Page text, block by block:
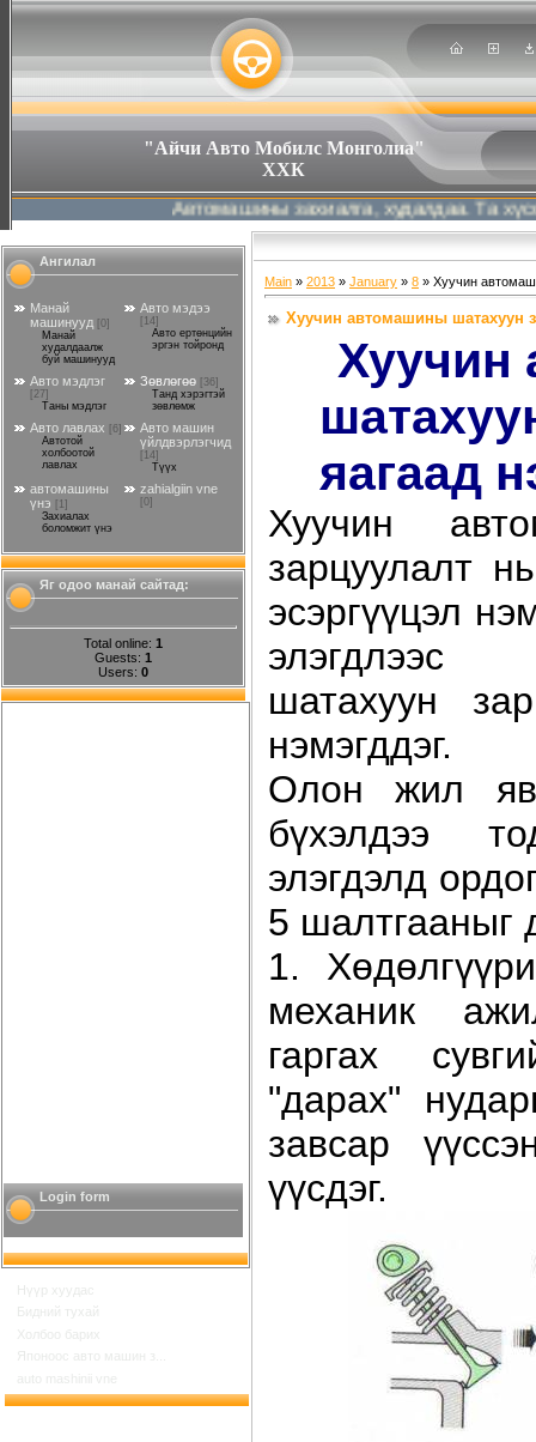
"Айчи Авто Мобилс Монголиа"
ХХК
Автомашины захиалга, худалдаа. Та хүссэн
Ангилал
Манай
машинууд [0]
Манай
худалдаалж
буй машинууд
Авто мэдээ
[14]
Авто ертөнцийн
эргэн тойронд
Авто мэдлэг
[27]
Таны мэдлэг
Зөвлөгөө
[36]
Танд хэрэгтэй
зөвлөмж
Авто лавлах
[6]
Автотой
холбоотой
лавлах
Авто машин
үйлдвэрлэгчид
[14]
Түүх
автомашины
үнэ
[1]
Захиалах
боломжит үнэ
zahialgiin vne
[0]
Яг одоо манай сайтад:
Total online: 1
Guests: 1
Users: 0
Login form
Нүүр хуудас
Бидний тухай
Холбоо барих
Японоос авто машин з...
auto mashinii vne
Main » 2013 » January » 8 » Хуучин
Хуучин автомашины шатахуун
Хуучин
яагаад
Хуучин
зарцуулалт
эсэргүүцэл
шатахуун
нэмэгддэг.
Олон жил
бүхэлдээ
элэгдэлд
5 шалтгааныг
1.
механик
гаргах
"дарах"
завсар
үүсдэг.